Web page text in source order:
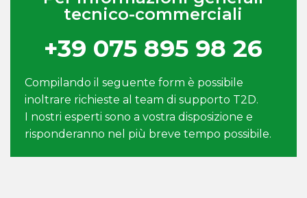
tecnico-commerciali
+39 075 895 98 26
Compilando il seguente form è possibile
inoltrare richieste al team di supporto T2D.
I nostri esperti sono a vostra disposizione e
risponderanno nel più breve tempo possibile.